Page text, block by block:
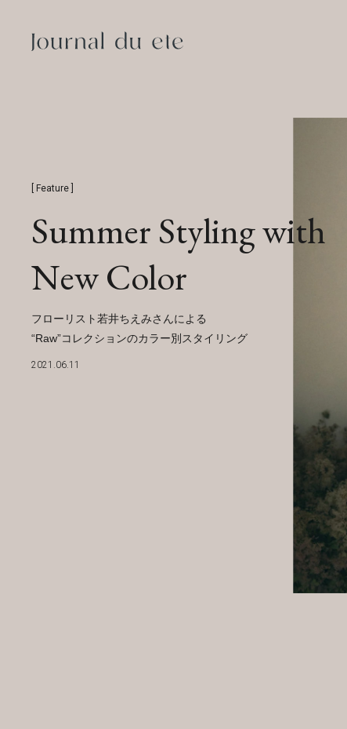
Read
Drag
View
[ Feature ]
Summer Styling with
New Color
フローリスト若井ちえみさんによる
“Raw”コレクションのカラー別スタイリング
2021.06.11